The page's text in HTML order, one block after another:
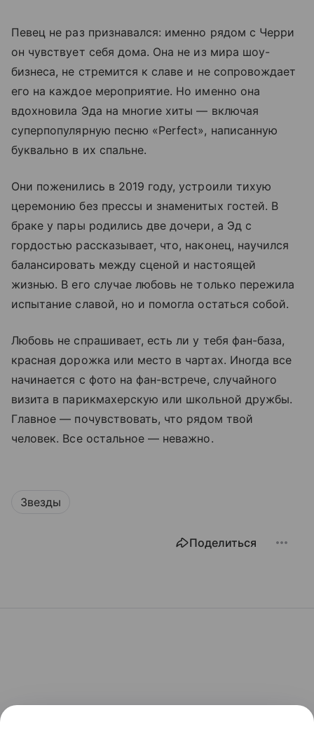
Певец не раз признавался: именно рядом с Черри
он чувствует себя дома. Она не из мира шоу-
бизнеса, не стремится к славе и не сопровождает
его на каждое мероприятие. Но именно она
вдохновила Эда на многие хиты — включая
суперпопулярную песню «Perfect», написанную
буквально в их спальне.
Они поженились в 2019 году, устроили тихую
церемонию без прессы и знаменитых гостей. В
браке у пары родились две дочери, а Эд с
гордостью рассказывает, что, наконец, научился
балансировать между сценой и настоящей
жизнью. В его случае любовь не только пережила
испытание славой, но и помогла остаться собой.
Любовь не спрашивает, есть ли у тебя фан-база,
красная дорожка или место в чартах. Иногда все
начинается с фото на фан-встрече, случайного
визита в парикмахерскую или школьной дружбы.
Главное — почувствовать, что рядом твой
человек. Все остальное — неважно.
Звезды
Поделиться